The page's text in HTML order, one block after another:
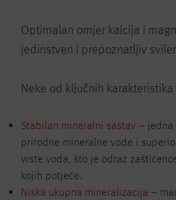
Optimalan omjer kalcija i
jedinstven i prepoznatljiv
Neke od ključnih karakteristika
Stabilan mineralni sastav – jedna
prirodne mineralne vode i
vrste voda, što je odraz
kojih potječe.
Niska ukupna mineralizacija –